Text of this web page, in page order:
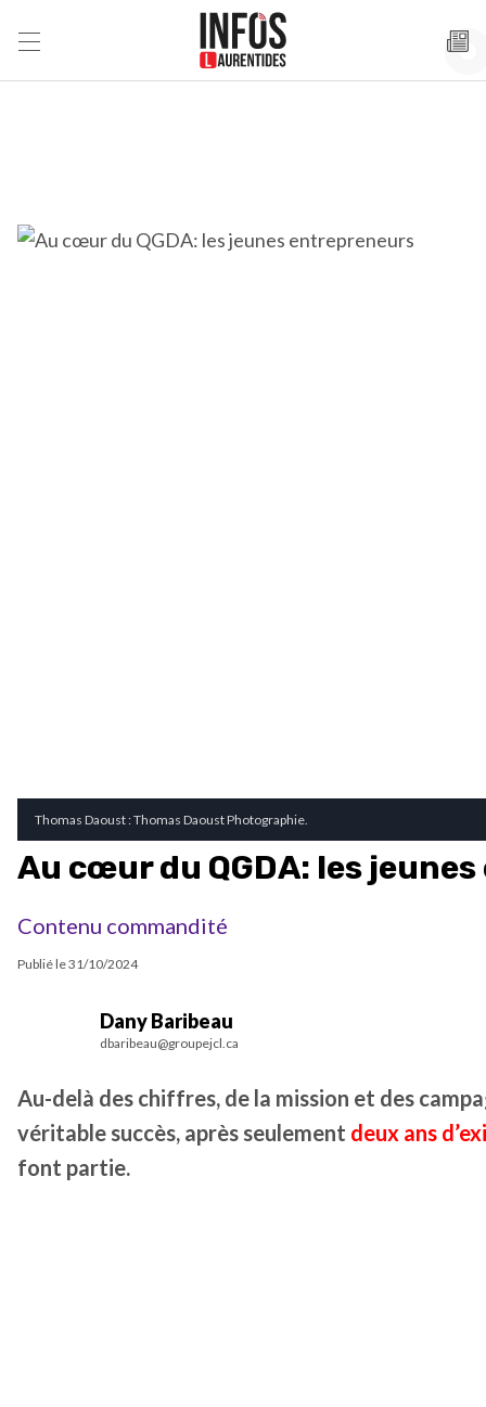
Thomas Daoust : Thomas Daoust Photographie.
Au cœur du QGDA: les
Contenu commandité
Publié le31/10/2024
Dany Baribeau
dbaribeau@groupejcl.ca
Au-delà des chiffres, de la mission et des
véritable succès, après seulement deux ans
font partie.